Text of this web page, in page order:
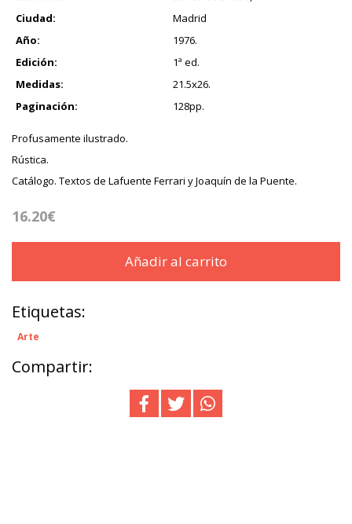
Ciudad:
Madrid
Año:
1976.
Edición:
1ª ed.
Medidas:
21.5x26.
Paginación:
128pp.
Profusamente ilustrado.
Rústica.
Catálogo. Textos de Lafuente Ferrari y Joaquín de la Puente.
16.20€
Añadir al carrito
Etiquetas:
Arte
Compartir: